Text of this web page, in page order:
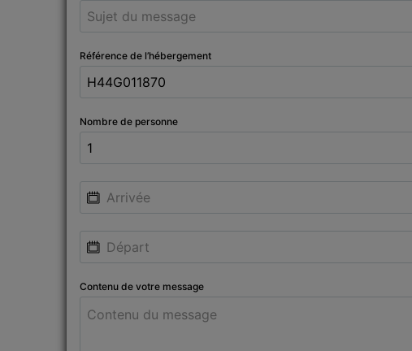
Référence de l’hébergement
Nombre de personne
Contenu de votre message